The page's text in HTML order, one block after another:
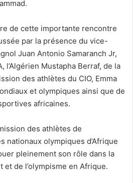
de cette importante rencontre
par la présence du vice-
Juan Antonio Samaranch Jr,
l’Algérien Mustapha Berraf, de la
des athlètes du CIO, Emma
et olympiques ainsi que de
africaines.
des athlètes de
nationaux olympiques d’Afrique
pleinement son rôle dans la
de l’olympisme en Afrique.